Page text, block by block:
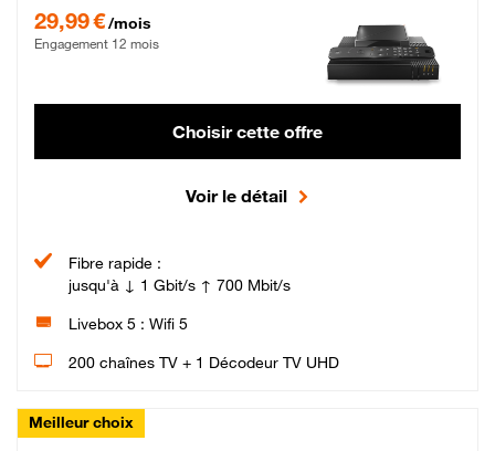
29,99 €/mois
Engagement 12 mois
Choisir cette offre
Voir le détail
Fibre rapide :
jusqu'à ↓ 1 Gbit/s ↑ 700 Mbit/s
Livebox 5 : Wifi 5
200 chaînes TV + 1 Décodeur TV UHD
Meilleur choix